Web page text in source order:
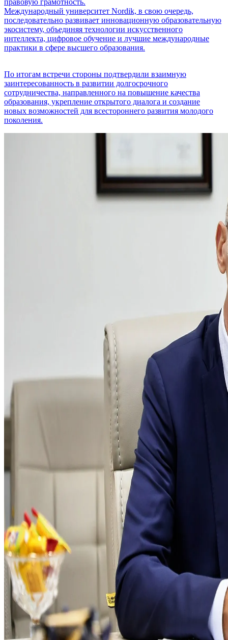
правовую грамотность.
Международный университет Nordik, в свою очередь,
последовательно развивает инновационную образовательную
экосистему, объединяя технологии искусственного
интеллекта, цифровое обучение и лучшие международные
практики в сфере высшего образования.
По итогам встречи стороны подтвердили взаимную
заинтересованность в развитии долгосрочного
сотрудничества, направленного на повышение качества
образования, укрепление открытого диалога и создание
новых возможностей для всестороннего развития молодого
поколения.